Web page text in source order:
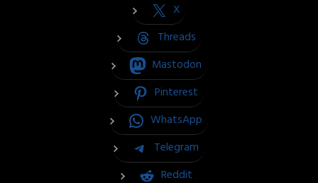
X
Threads
Mastodon
Pinterest
WhatsApp
Telegram
Reddit